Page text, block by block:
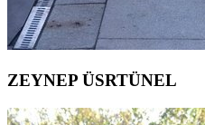
ZEYNEP ÜSRTÜNEL